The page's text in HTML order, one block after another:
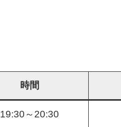
時間
19:30～20:30